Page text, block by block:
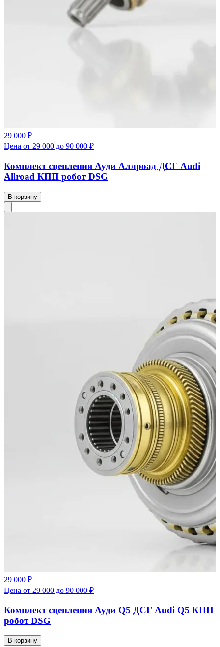
29 000 ₽
Цена от 29 000 до 90 000 ₽
Комплект сцепления Ауди Аллроад ДСГ Audi
Allroad КПП робот DSG
В корзину
29 000 ₽
Цена от 29 000 до 90 000 ₽
Комплект сцепления Ауди Q5 ДСГ Audi Q5 КПП
робот DSG
В корзину